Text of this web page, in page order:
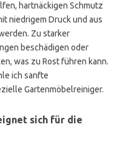
hartnäckigen Schmutz
niedrigem Druck und aus
Zu starker
beschädigen oder
was zu Rost führen kann.
ich sanfte
Gartenmöbelreiniger.
sich für die